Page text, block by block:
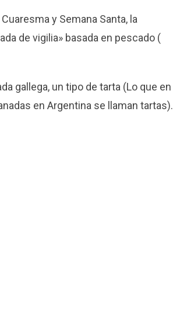
y Semana Santa, la
de vigilia» basada en pescado (
gallega, un tipo de tarta (Lo que en
en Argentina se llaman tartas).